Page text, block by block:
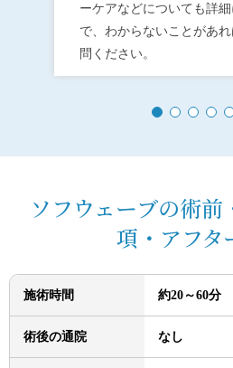
ーケアなどについても詳
で、わからないことがあ
問ください。
ソフウェーブの術
項・アフタ
施術時間 約20～60分
術後の通院 なし